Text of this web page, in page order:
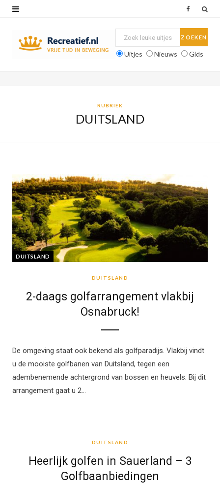
Uitjes Nieuws Gids
RUBRIEK
DUITSLAND
DUITSLAND
DUITSLAND
2-daags golfarrangement vlakbij
Osnabruck!
De omgeving staat ook bekend als golfparadijs. Vlakbij vindt
u de mooiste golfbanen van Duitsland, tegen een
adembenemende achtergrond van bossen en heuvels. Bij dit
arrangement gaat u 2…
DUITSLAND
Heerlijk golfen in Sauerland – 3
Golfbaanbiedingen